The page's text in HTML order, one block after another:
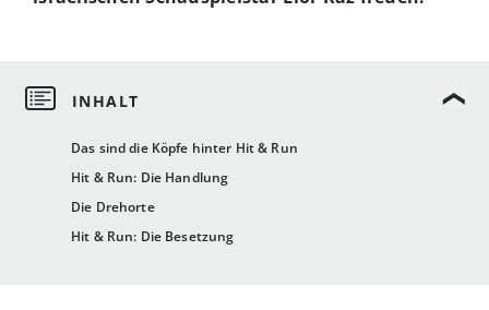
Das sind die Köpfe hinter Hit & Run
Hit & Run: Die Handlung
Die Drehorte
Hit & Run: Die Besetzung